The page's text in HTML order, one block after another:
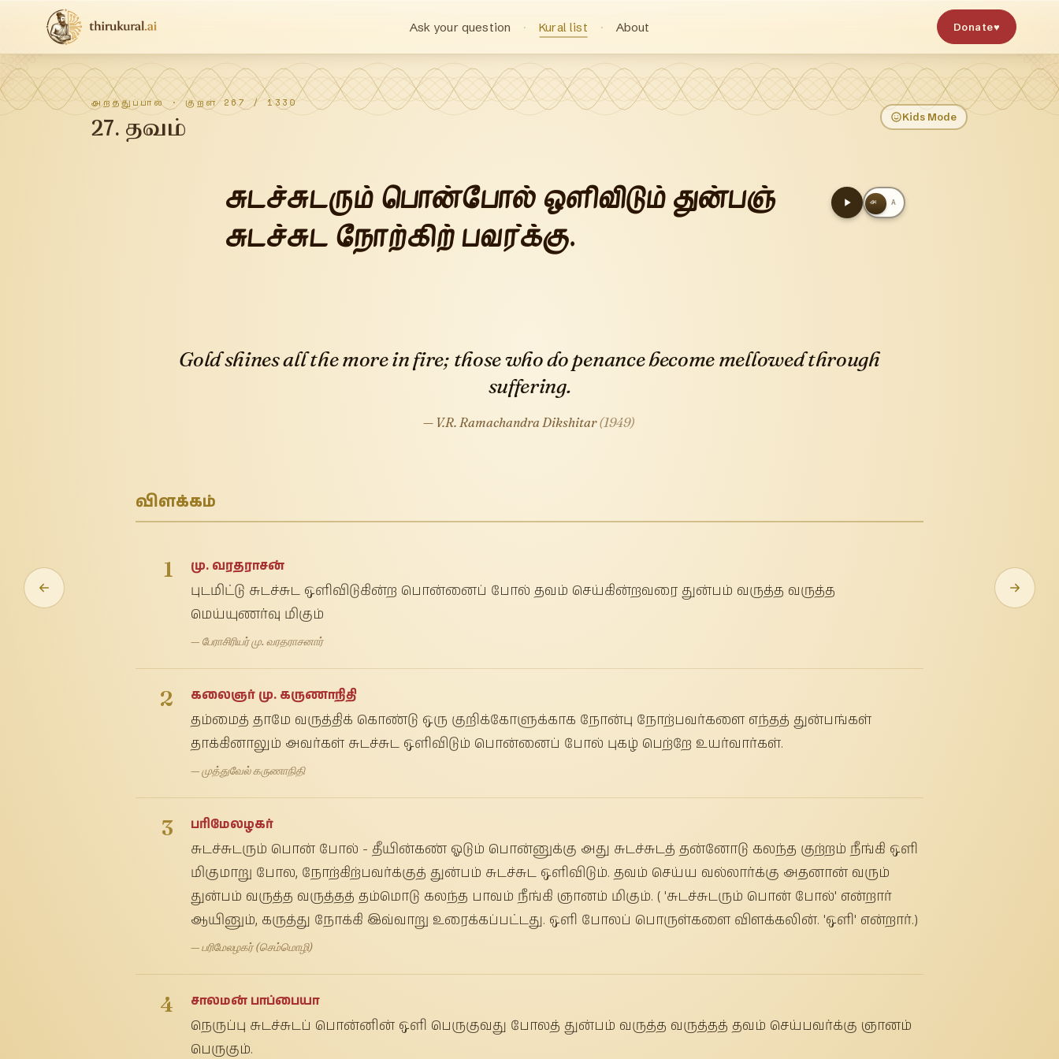
Ask your question Kural list About Donate♥
அறத்துப்பால்· குறள்267 /1330
27.தவம் Kids Mode
அ A
சுடச்சுடரும் பொன்போல் ஒளிவிடும் துன்பஞ்
சுடச்சுட நோற்கிற் பவர்க்கு.
Gold shines all the more in fire; those who do penance become mellowed through
suffering.
— V.R. Ramachandra Dikshitar(1949)
விளக்கம்
1 மு. வரதராசன்
புடமிட்டு சுடச்சுட ஒளிவிடுகின்ற பொன்னைப் போல் தவம் செய்கின்றவரை துன்பம் வருத்த வருத்த
மெய்யுணர்வு மிகும்
— பேராசிரியர் மு. வரதராசனார்
2 கலைஞர் மு. கருணாநிதி
தம்மைத் தாமே வருத்திக் கொண்டு ஒரு குறிக்கோளுக்காக நோன்பு நோற்பவர்களை எந்தத் துன்பங்கள்
தாக்கினாலும் அவர்கள் சுடச்சுட ஒளிவிடும் பொன்னைப் போல் புகழ் பெற்றே உயர்வார்கள்.
— முத்துவேல் கருணாநிதி
3 பரிமேலழகர்
சுடச்சுடரும் பொன் போல் - தீயின்கண் ஓடும் பொன்னுக்கு அது சுடச்சுடத் தன்னோடு கலந்த குற்றம் நீங்கி ஒளி
மிகுமாறு போல, நோற்கிற்பவர்க்குத் துன்பம் சுடச்சுட ஒளிவிடும். தவம் செய்ய வல்லார்க்கு அதனான் வரும்
துன்பம் வருத்த வருத்தத் தம்மொடு கலந்த பாவம் நீங்கி ஞானம் மிகும். ( 'சுடச்சுடரும் பொன் போல்' என்றார்
ஆயினும், கருத்து நோக்கி இவ்வாறு உரைக்கப்பட்டது. ஒளி போலப் பொருள்களை விளக்கலின். 'ஒளி' என்றார்.)
— பரிமேலழகர் (செம்மொழி)
4 சாலமன் பாப்பையா
நெருப்பு சுடச்சுடப் பொன்னின் ஒளி பெருகுவது போலத் துன்பம் வருத்த வருத்தத் தவம் செய்பவர்க்கு ஞானம்
பெருகும்.